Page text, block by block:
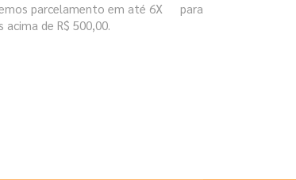
parcelamento em até 6X para
acima de R$ 500,00.